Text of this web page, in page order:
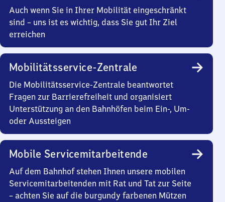
Auch wenn Sie in Ihrer Mobilität eingeschränkt
sind – uns ist es wichtig, dass Sie gut Ihr Ziel
erreichen
Mobilitätsservice-Zentrale
Die Mobilitätsservice-Zentrale beantwortet
Fragen zur Barrierefreiheit und organisiert
Unterstützung an den Bahnhöfen beim Ein-, Um-
oder Aussteigen
Mobile Servicemitarbeitende
Auf dem Bahnhof stehen Ihnen unsere mobilen
Servicemitarbeitenden mit Rat und Tat zur Seite
– achten Sie auf die burgundy farbenen Mützen